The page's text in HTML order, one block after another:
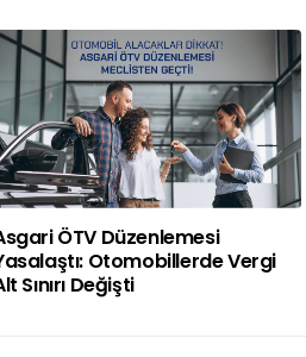
ÖTV Düzenlemesi
Otomobillerde Vergi
Sınırı Değişti